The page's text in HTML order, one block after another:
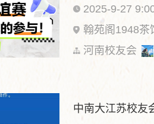
2025-9-27
翰苑阁1948茶
河南校友会
中南大江苏校友